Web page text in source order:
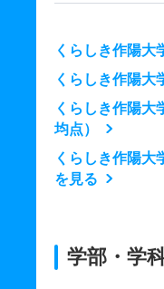
くらしき作陽大
くらしき作陽大
くらしき作陽大
均点）
くらしき作陽大
を見る
学部・学